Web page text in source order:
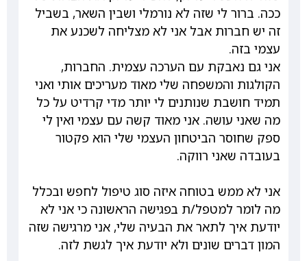
ככה. ברור לי שזה לא נורמלי ושבין השאר, בשביל
זה יש חברות אבל אני לא מצליחה לשכנע את
עצמי בזה.
אני גם נאבקת עם הערכה עצמית. החברות,
הקולגות והמשפחה שלי מאוד מעריכים אותי ואני
תמיד חושבת שנותנים לי יותר מדי קרדיט על כל
מה שאני עושה. אני מאוד קשה עם עצמי ואין לי
ספק שחוסר הביטחון העצמי שלי הוא פקטור
בעובדה שאני רווקה.
אני לא ממש בטוחה איזה סוג טיפול לחפש ובכלל
מה לומר למטפל/ת בפגישה הראשונה כי אני לא
יודעת איך לתאר את הבעיה שלי, אני מרגישה שזה
המון דברים שונים ולא יודעת איך לגשת לזה.